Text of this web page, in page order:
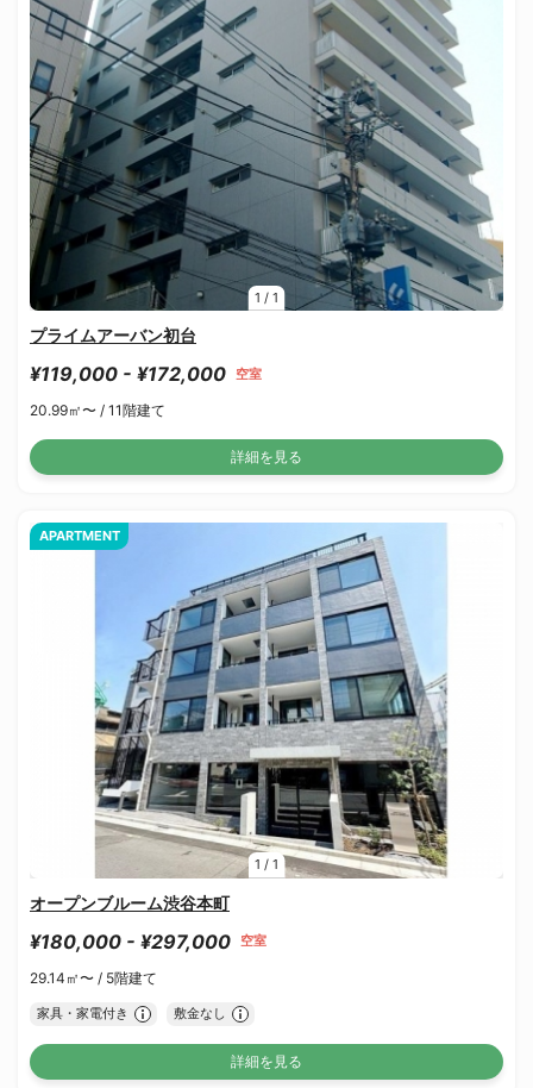
1 / 1
プライムアーバン初台
¥119,000 - ¥172,000 空室
20.99㎡〜 / 11階建て
詳細を見る
1 / 1
APARTMENT
オープンブルーム渋谷本町
¥180,000 - ¥297,000 空室
29.14㎡〜 / 5階建て
家具・家電付き 敷金なし
詳細を見る